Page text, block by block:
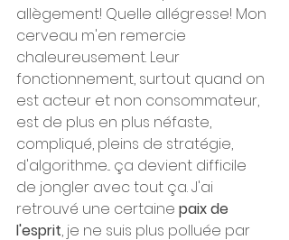
allègement! Quelle allégresse! Mon
cerveau m'en remercie
chaleureusement. Leur
fonctionnement, surtout quand on
est acteur et non consommateur,
est de plus en plus néfaste,
compliqué, pleins de stratégie,
d'algorithme... ça devient difficile
de jongler avec tout ça. J'ai
retrouvé une certaine paix de
l'esprit, je ne suis plus polluée par